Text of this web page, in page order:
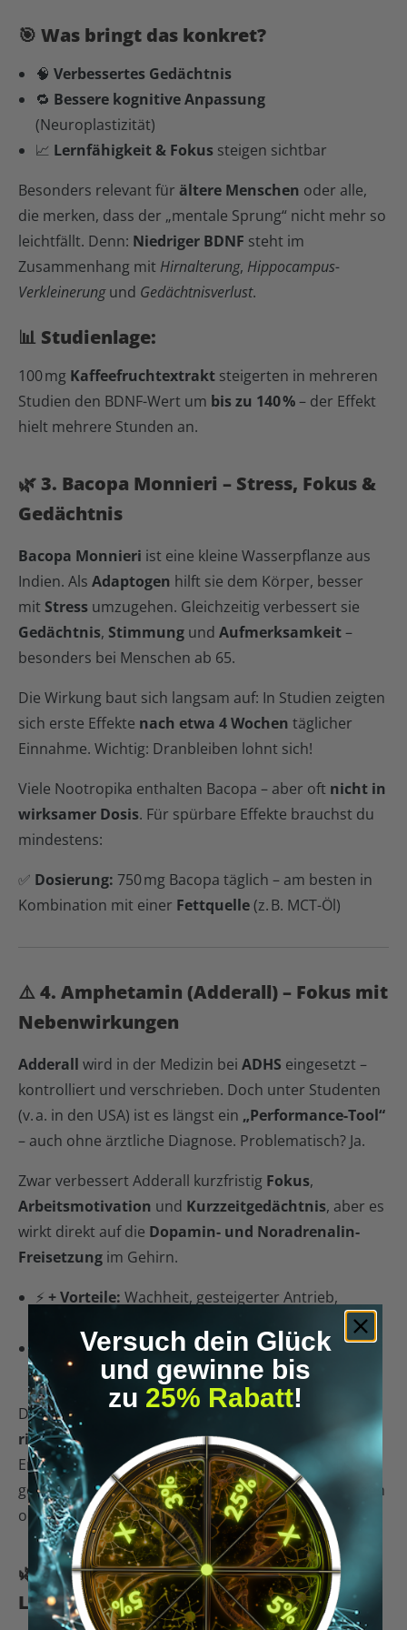
🎯 Was bringt das konkret?
🧠Verbessertes Gedächtnis
🔁 Bessere kognitive Anpassung
(Neuroplastizität)
📈 Lernfähigkeit & Fokus steigen sichtbar
Besonders relevant für ältere Menschen oder alle,
die merken, dass der „mentale Sprung“ nicht mehr so
leichtfällt. Denn: Niedriger BDNF steht im
Zusammenhang mit Hirnalterung, Hippocampus-
Verkleinerungund Gedächtnisverlust.
📊 Studienlage:
100 mg Kaffeefruchtextrakt steigerten in mehreren
Studien den BDNF-Wert um bis zu 140 %– der Effekt
hielt mehrere Stunden an.
🌿 3. Bacopa Monnieri – Stress, Fokus &
Gedächtnis
Bacopa Monnieri ist eine kleine Wasserpflanze aus
Indien. Als Adaptogen hilft sie dem Körper, besser
mit Stress umzugehen. Gleichzeitig verbessert sie
Gedächtnis, Stimmung und Aufmerksamkeit–
besonders bei Menschen ab 65.
Die Wirkung baut sich langsam auf: In Studien zeigten
sich erste Effekte nach etwa 4 Wochen täglicher
Einnahme. Wichtig: Dranbleiben lohnt sich!
Viele Nootropika enthalten Bacopa – aber oft nicht in
wirksamer Dosis. Für spürbare Effekte brauchst du
mindestens:
✅ Dosierung: 750 mg Bacopa täglich – am besten in
Kombination mit einer Fettquelle(z. B. MCT-Öl)
⚠️ 4. Amphetamin (Adderall) – Fokus mit
Nebenwirkungen
Adderall wird in der Medizin bei ADHS eingesetzt –
kontrolliert und verschrieben. Doch unter Studenten
(v. a. in den USA) ist es längst ein „Performance-Tool“
– auch ohne ärztliche Diagnose. Problematisch? Ja.
Zwar verbessert Adderall kurzfristig Fokus,
Arbeitsmotivation und Kurzzeitgedächtnis, aber es
wirkt direkt auf die Dopamin- und Noradrenalin-
Freisetzung im Gehirn.
⚡️+ Vorteile: Wachheit, gesteigerter Antrieb,
– Nachteile:Nervosität, Angstzustände,
Schlafprobleme, hohesSuchtpotenzial
Der Griff zu Adderall ohne ärztliche Aufsicht ist
riskantund kann in die Abhängigkeit führen. Auch
Entzugserscheinungen sind dokumentiert. 👉 Es
gehört inmedizinische Hände– nicht in Schulranzen
oder Unitaschen.
🌿 5. Forskolin & Artischockenextrakt –
Lernen & Motivation
Versuch dein Glück
und gewinne bis
zu 25% Rabatt!